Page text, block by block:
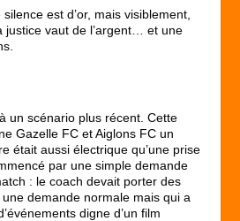
est d’or, mais visiblement,
justice vaut de l’argent… et une
un scénario plus récent. Cette
Gazelle FC et Aiglons FC un
était aussi électrique qu’une prise
par une simple demande
: le coach devait porter des
demande normale mais qui a
digne d’un film